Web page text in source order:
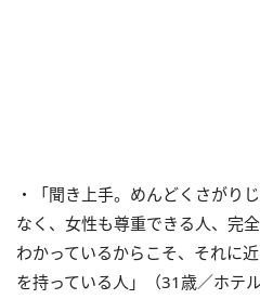
・「聞き上手。めんどくさがり
なく、女性も尊重できる人、完
わかっているからこそ、それに
を持っている人」（31歳／ホテ